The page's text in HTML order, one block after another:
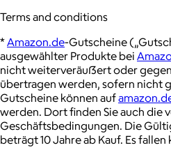
Terms and conditions
*Amazon.de-Gutscheine
ausgewählter Produkte bei
nicht weiterveräuẞert oder
übertragen werden, sofern nicht
Gutscheine können auf
werden. Dort ﬁnden Sie auch die
Geschäftsbedingungen. Die
beträgt 10 Jahre ab Kauf. Es